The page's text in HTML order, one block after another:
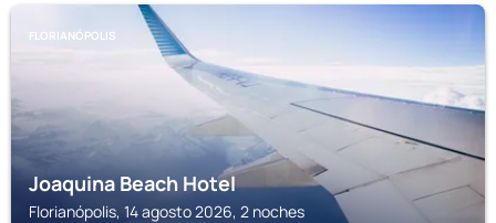
FLORIANÓPOLIS
Joaquina Beach Hotel
Florianópolis, 14 agosto 2026, 2 noches